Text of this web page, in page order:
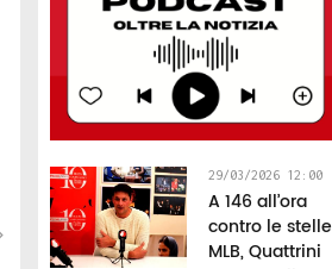
29/03/2026 12:00
A 146 all’ora
contro le stelle
MLB, Quattrini